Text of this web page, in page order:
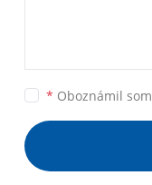
* Oboznámil